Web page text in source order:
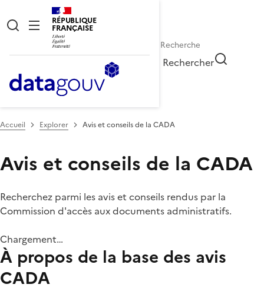
RÉPUBLIQUE
FRANÇAISE
Rechercher
Accueil Explorer Avis et conseils de la CADA
Avis et conseils de la CADA
Recherchez parmi les avis et conseils rendus par la
Commission d'accès aux documents administratifs.
Chargement…
À propos de la base des avis
CADA